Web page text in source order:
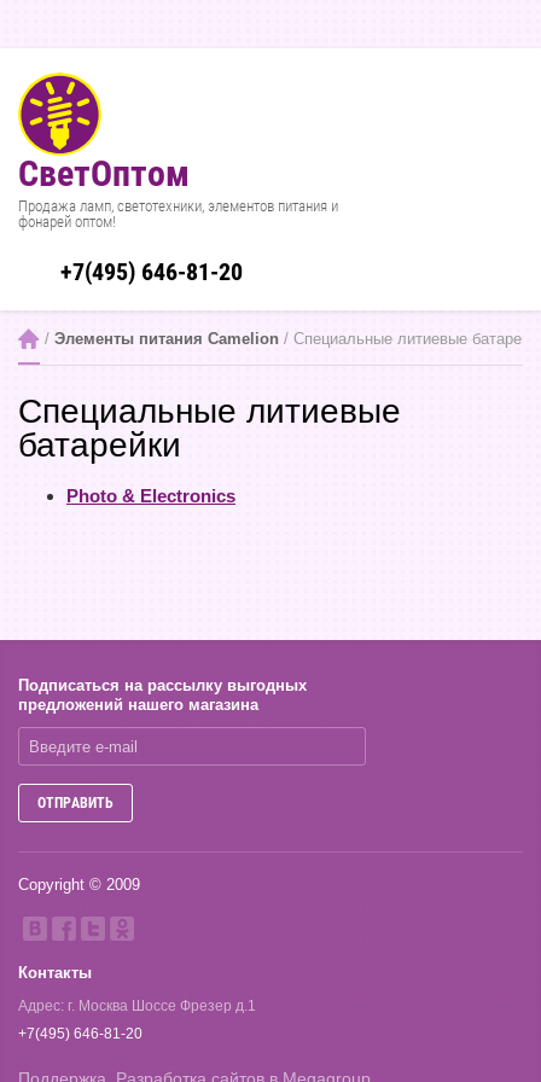
СветОптом
Продажа ламп, светотехники, элементов питания и
фонарей оптом!
+7(495) 646-81-20
/ Элементы питания Camelion / Специальные литиевые
Специальные литиевые
батарейки
Photo & Electronics
Подписаться на рассылку выгодных
предложений нашего магазина
ОТПРАВИТЬ
Copyright © 2009
Контакты
Адрес: г. Москва Шоссе Фрезер д.1
+7(495) 646-81-20